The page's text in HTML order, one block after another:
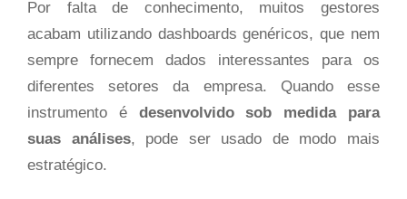
Por falta de conhecimento, muitos gestores
acabam utilizando dashboards genéricos, que nem
sempre fornecem dados interessantes para os
diferentes setores da empresa. Quando esse
instrumento é desenvolvido sob medida para
suas análises, pode ser usado de modo mais
estratégico.